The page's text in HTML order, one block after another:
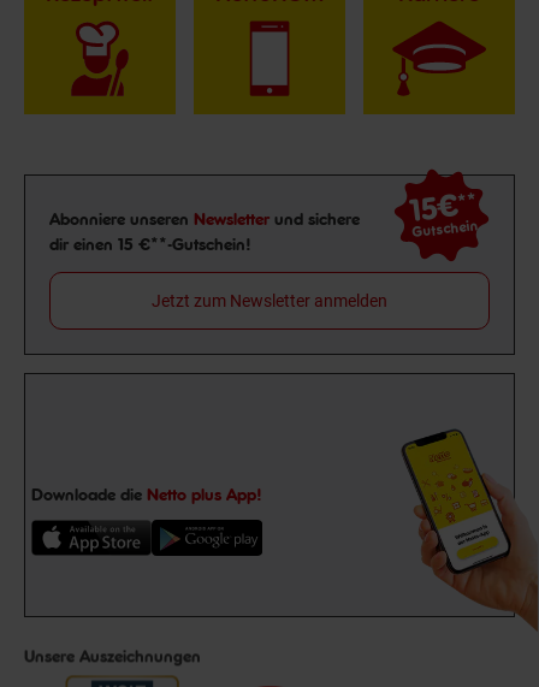
Newsletter Anmeldung
Abonniere unseren Newsletter und sichere
dir einen 15 €**-Gutschein!
15€**
Gutschein
Jetzt zum Newsletter anmelden
Downloade die Netto plus App!
Unsere Auszeichnungen